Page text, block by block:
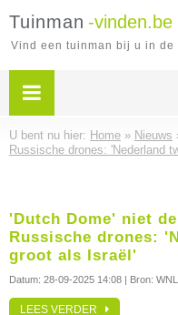
Tuinman -vinden.be
Vind een tuinman bij u in de
U bent nu hier: Home » Nieuws
Russische drones: 'Nederland
'Dutch Dome' niet
Russische drones:
groot als Israël'
Datum: 28-09-2025 14:08 | Bron: WNL
LEES VERDER